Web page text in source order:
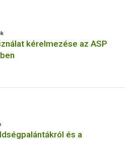
kérelmezése az ASP
és a